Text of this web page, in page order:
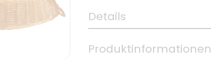
Details
Produktinformationen